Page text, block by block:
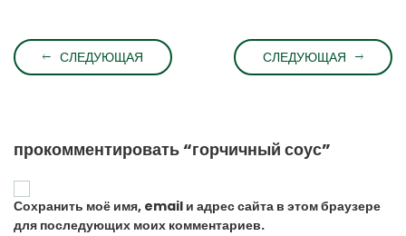
СЛЕДУЮЩАЯ СЛЕДУЮЩАЯ
прокомментировать “горчичный соус”
Сохранить моё имя, email и адрес сайта в этом браузере
для последующих моих комментариев.